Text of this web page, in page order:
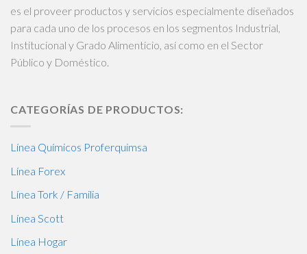
es el proveer productos y servicios especialmente diseñados
para cada uno de los procesos en los segmentos Industrial,
Institucional y Grado Alimenticio, así como en el Sector
Público y Doméstico.
CATEGORÍAS DE PRODUCTOS:
Línea Químicos Proferquimsa
Línea Forex
Línea Tork / Familia
Línea Scott
Línea Hogar